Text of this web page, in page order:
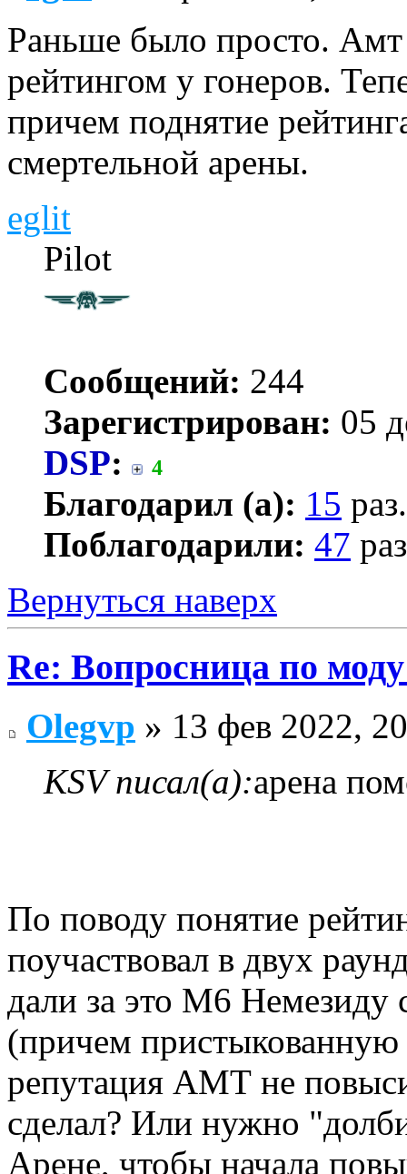
Раньше было просто.
рейтингом у гонеров.
причем поднятие
смертельной арены.
eglit
Pilot
Сообщений: 244
Зарегистрирован: 05
DSP: 4
Благодарил (а): 15 раз.
Поблагодарили: 47
Вернуться наверх
Re: Вопросница по
Olegvp » 13 фев 2022,
KSV писал(а):арена
По поводу понятие
поучаствовал в двух
дали за это М6 Немезиду
(причем пристыкованную
репутация АМТ не
сделал? Или нужно
Арене, чтобы начала